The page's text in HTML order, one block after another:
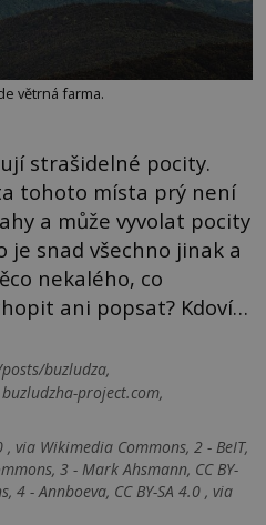
větrná farma.
strašidelné pocity.
tohoto místa prý není
a může vyvolat pocity
je snad všechno jinak a
nekalého, co
ani popsat? Kdoví…
buzludza,
project.com,
, via Wikimedia Commons, 2 - BeIT,
3 - Mark Ahsmann, CC BY-
4 - Annboeva, CC BY-SA 4.0 , via